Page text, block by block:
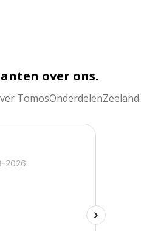
over ons.
TomosOnderdelenZeeland